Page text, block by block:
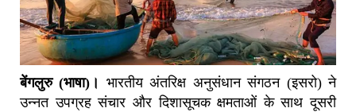
बेंगलुरु (भाषा)। भारतीय अंतरिक्ष अनुसंधान संगठन (इसरो) ने
उन्नत उपग्रह संचार और दिशासूचक क्षमताओं के साथ दूसरी